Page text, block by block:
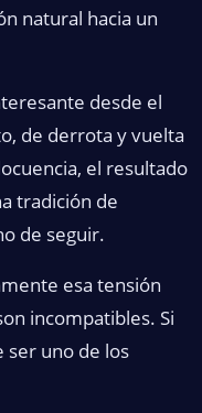
natural hacia un
desde el
de derrota y vuelta
el resultado
tradición de
de seguir.
esa tensión
incompatibles. Si
ser uno de los